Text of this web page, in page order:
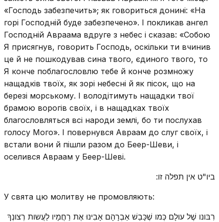
«Господь забезпечить»; як говориться донині: «На
горі Господній буде забезпечено». І покликав ангел
Господній Авраама вдруге з небес і сказав: «Собою
Я присягнув, говорить Господь, оскільки ти вчинив
це й не пошкодував сина твого, єдиного твого, то
Я конче поблагословлю тебе й конче розмножу
нащадків твоїх, як зорі небесні й як пісок, що на
березі морському. І володітимуть нащадки твої
брамою ворогів своїх, і в нащадках твоїх
благословляться всі народи землі, бо ти послухав
голосу Мого». І повернувся Авраам до слуг своїх, і
встали вони й пішли разом до Беер-Шеви, і
оселився Авраам у Беер-Шеві.
ביו"ט אין תפלה זו:
У свята цю молитву не промовляють:
רִבּונו שֶׁל עולָם כְּמו שֶׁכָּבַשׁ אַבְרָהָם אָבִינוּ אֶת רַחֲמָיו לַעֲשות רְצונְךָ